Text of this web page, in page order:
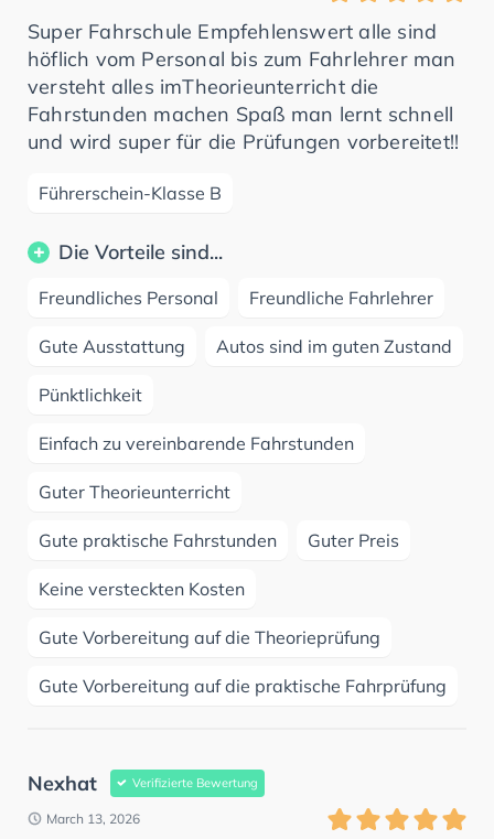
Super Fahrschule Empfehlenswert alle sind
höflich vom Personal bis zum Fahrlehrer man
versteht alles imTheorieunterricht die
Fahrstunden machen Spaß man lernt schnell
und wird super für die Prüfungen vorbereitet!!
Führerschein-Klasse B
Die Vorteile sind...
Freundliches Personal Freundliche Fahrlehrer
Gute Ausstattung Autos sind im guten Zustand
Pünktlichkeit
Einfach zu vereinbarende Fahrstunden
Guter Theorieunterricht
Gute praktische Fahrstunden Guter Preis
Keine versteckten Kosten
Gute Vorbereitung auf die Theorieprüfung
Gute Vorbereitung auf die praktische Fahrprüfung
Nexhat Verifizierte Bewertung
March 13, 2026